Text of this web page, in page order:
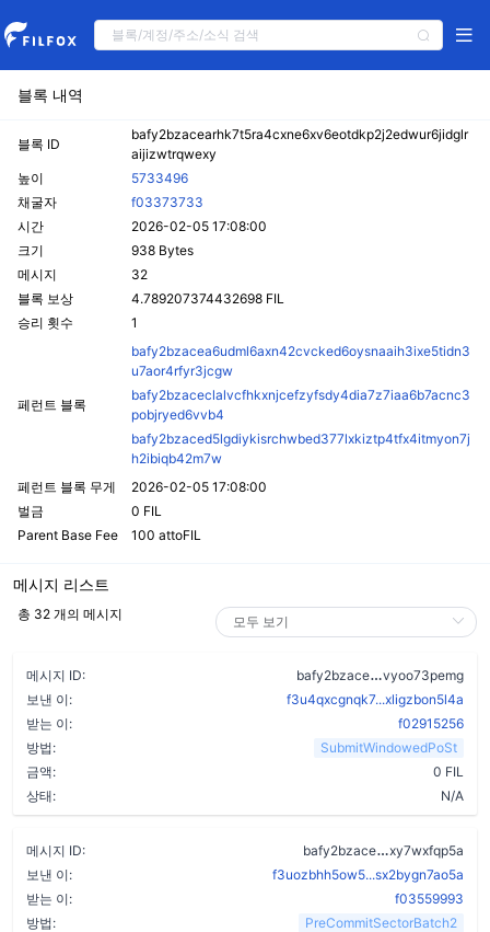
블록 내역
블록 ID
bafy2bzacearhk7t5ra4cxne6xv6eotdkp2j2edwur6jidglr
aijizwtrqwexy
높이
5733496
채굴자
f03373733
시간
2026-02-05 17:08:00
크기
938 Bytes
메시지
32
블록 보상
4.789207374432698 FIL
승리 횟수
1
페런트 블록
bafy2bzacea6udml6axn42cvcked6oysnaaih3ixe5tidn3
u7aor4rfyr3jcgw
bafy2bzaceclalvcfhkxnjcefzyfsdy4dia7z7iaa6b7acnc3
pobjryed6vvb4
bafy2bzaced5lgdiykisrchwbed377lxkiztp4tfx4itmyon7j
h2ibiqb42m7w
페런트 블록 무게
2026-02-05 17:08:00
벌금
0 FIL
Parent Base Fee
100 attoFIL
메시지 리스트
총 32 개의 메시지
메시지 ID: bafy2bzace
vyoo73pemg
보낸 이:
f3u4qxcgnqk7...xligzbon5l4a
받는 이:
f02915256
방법:
SubmitWindowedPoSt
금액:
0 FIL
상태:
N/A
메시지 ID: bafy2bzace
xy7wxfqp5a
보낸 이:
f3uozbhh5ow5...sx2bygn7ao5a
받는 이:
f03559993
방법:
PreCommitSectorBatch2